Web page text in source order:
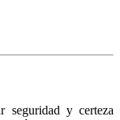
seguridad y certeza